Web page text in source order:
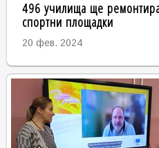
496 училища ще
спортни площадки
20 фев. 2024